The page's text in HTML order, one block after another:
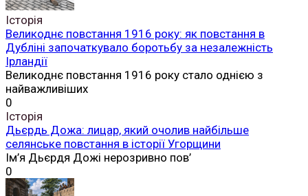
Історія
Великоднє повстання 1916 року: як повстання в
Дубліні започаткувало боротьбу за незалежність
Ірландії
Великоднє повстання 1916 року стало однією з
найважливіших
0
Історія
Дьєрдь Дожа: лицар, який очолив найбільше
селянське повстання в історії Угорщини
Ім’я Дьєрдя Дожі нерозривно пов’
0